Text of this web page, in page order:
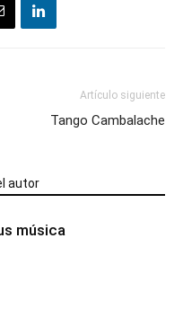
Artículo siguiente
Tango Cambalache
autor
música